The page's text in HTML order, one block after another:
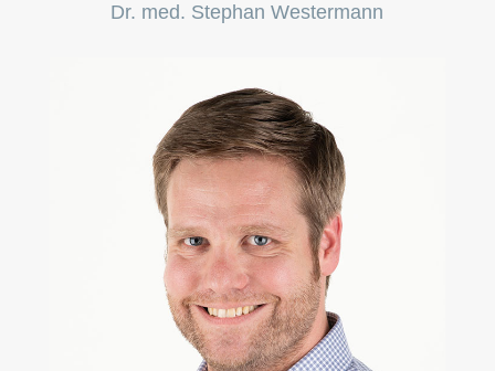
Dr. med. Stephan Westermann